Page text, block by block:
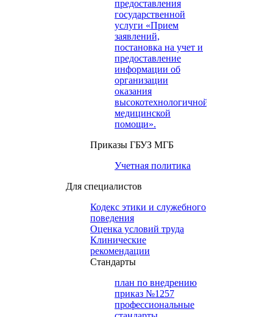
предоставления
государственной
услуги «Прием
заявлений,
постановка на учет и
предоставление
информации об
организации
оказания
высокотехнологичной
медицинской
помощи».
Приказы ГБУЗ МГБ
Учетная политика
Для специалистов
Кодекс этики и служебного
поведения
Оценка условий труда
Клинические
рекомендации
Cтандарты
план по внедрению
приказ №1257
профессиональные